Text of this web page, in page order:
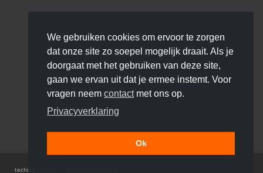
techiek
We gebruiken cookies om ervoor te zorgen
dat onze site zo soepel mogelijk draait. Als je
doorgaat met het gebruiken van deze site,
gaan we ervan uit dat je ermee instemt. Voor
vragen neem contactmet ons op.
Privacyverklaring
Ok